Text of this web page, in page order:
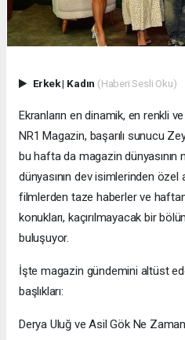
Erkek| Kadın (Haberi Sesli Oku)
Ekranların en dinamik, en renkli
NR1 Magazin, başarılı sunucu
bu hafta da magazin dünyasının
dünyasının dev isimlerinden
filmlerden taze haberler ve
konukları, kaçırılmayacak bir
buluşuyor.
İşte magazin gündemini altüst
başlıkları:
Derya Uluğ ve Asil Gök Ne